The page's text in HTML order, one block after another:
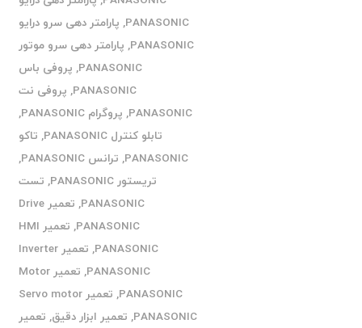
PANASONIC
, پارامتر دهی سرو درایو
PANASONIC
, پارامتر دهی سرو موتور
PANASONIC
, پروفی باس
PANASONIC
, پروفی نت
PANASONIC
, پروگرام PANASONIC
,
تابلو کنترل PANASONIC
, تاکو
PANASONIC
, ترانس PANASONIC
,
تریستور PANASONIC
, تست
PANASONIC
,
تعمیر Drive
PANASONIC
,
تعمیر HMI
PANASONIC
,
تعمیر Inverter
PANASONIC
,
تعمیر Motor
PANASONIC
,
تعمیر Servo motor
PANASONIC
, تعمیر ابزار دقیق, تعمیر